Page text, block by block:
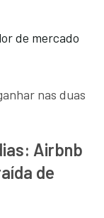
de mercado
nas duas
Airbnb
de